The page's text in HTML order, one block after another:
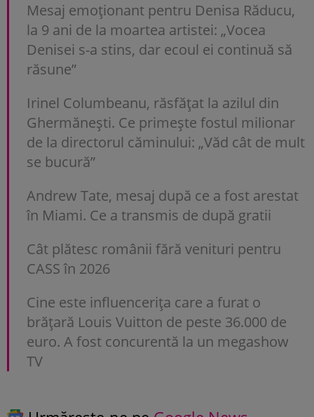
Mesaj emoționant pentru Denisa Răducu,
la 9 ani de la moartea artistei: „Vocea
Denisei s-a stins, dar ecoul ei continuă să
răsune”
Irinel Columbeanu, răsfățat la azilul din
Ghermănești. Ce primește fostul milionar
de la directorul căminului: „Văd cât de mult
se bucură”
Andrew Tate, mesaj după ce a fost arestat
în Miami. Ce a transmis de după gratii
Cât plătesc românii fără venituri pentru
CASS în 2026
Cine este influencerița care a furat o
brățară Louis Vuitton de peste 36.000 de
euro. A fost concurentă la un megashow
TV